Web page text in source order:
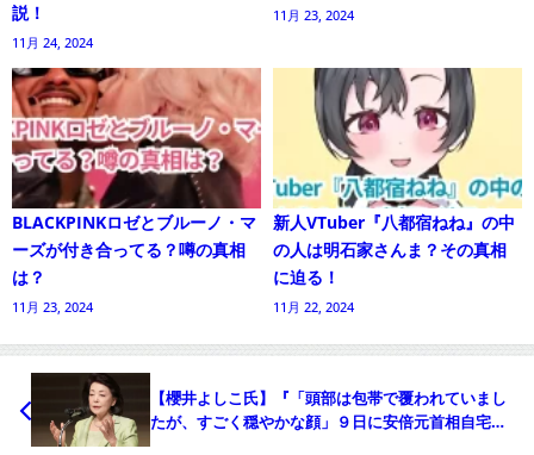
説！
11月 24, 2024
11月 23, 2024
BLACKPINKロゼとブルーノ・マ
ーズが付き合ってる？噂の真相
は？
11月 23, 2024
新人VTuber『八都宿ねね』の中
の人は明石家さんま？その真相
に迫る！
11月 22, 2024
【櫻井よしこ氏】『「頭部は包帯で覆われていまし
たが、すごく穏やかな顔」９日に安倍元首相自宅を